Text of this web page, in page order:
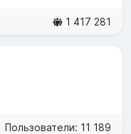
1 417 281
Пользователи: 11 189